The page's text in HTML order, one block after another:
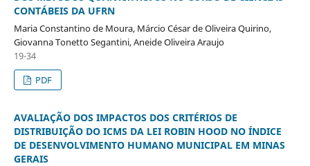
CONTÁBEIS DA UFRN
Maria Constantino de Moura, Márcio César de Oliveira Quirino,
Giovanna Tonetto Segantini, Aneide Oliveira Araujo
19-34
PDF
AVALIAÇÃO DOS IMPACTOS DOS CRITÉRIOS DE
DISTRIBUIÇÃO DO ICMS DA LEI ROBIN HOOD NO ÍNDICE
DE DESENVOLVIMENTO HUMANO MUNICIPAL EM MINAS
GERAIS